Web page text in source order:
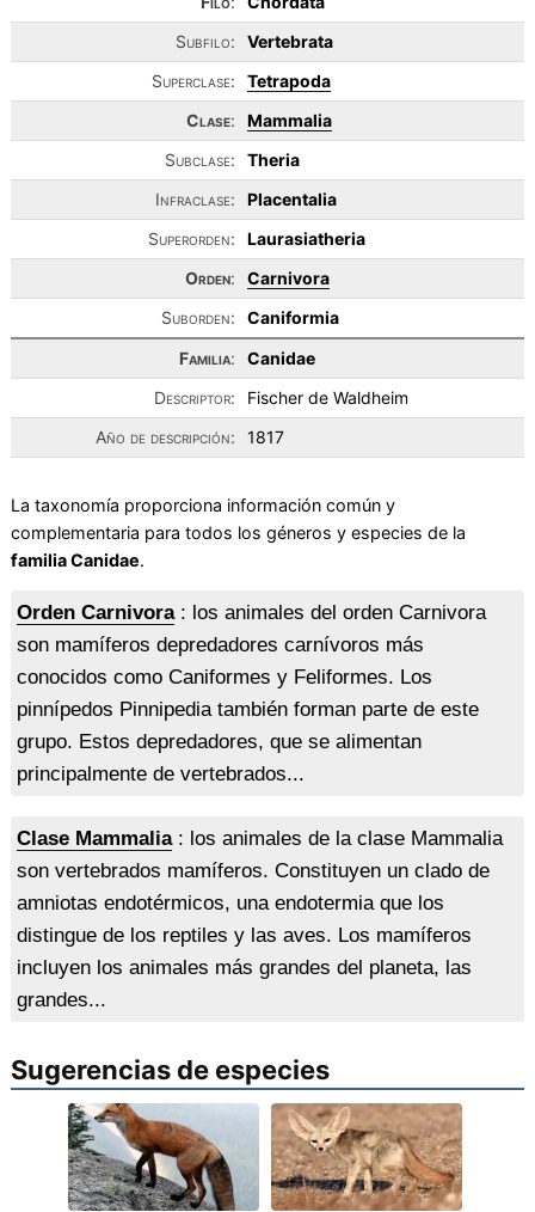
Subfilo:
Vertebrata
Superclase:
Tetrapoda
Clase:
Mammalia
Subclase:
Theria
Infraclase:
Placentalia
Superorden:
Laurasiatheria
Orden:
Carnivora
Suborden:
Caniformia
Familia:
Canidae
Descriptor:
Fischer de Waldheim
Año de descripción:
1817
La taxonomía proporciona información común y
complementaria para todos los géneros y especies de la
familia Canidae.
Orden Carnivora: los animales del orden Carnivora
son mamíferos depredadores carnívoros más
conocidos como Caniformes y Feliformes. Los
pinnípedos Pinnipedia también forman parte de este
grupo. Estos depredadores, que se alimentan
principalmente de vertebrados...
Clase Mammalia: los animales de la clase Mammalia
son vertebrados mamíferos. Constituyen un clado de
amniotas endotérmicos, una endotermia que los
distingue de los reptiles y las aves. Los mamíferos
incluyen los animales más grandes del planeta, las
grandes...
Sugerencias de especies